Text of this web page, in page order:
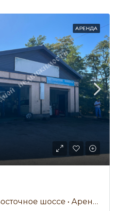
АРЕНДА
Автосервис 85 м² • Восточное шоссе • Аренда 90 000 ₽/мес